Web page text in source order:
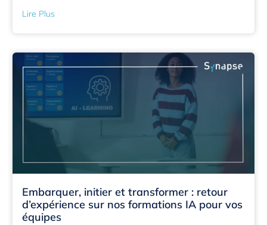
Lire Plus
Embarquer, initier et transformer : retour
d’expérience sur nos formations IA pour vos
équipes